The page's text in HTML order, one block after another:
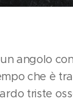
angolo
che è
triste